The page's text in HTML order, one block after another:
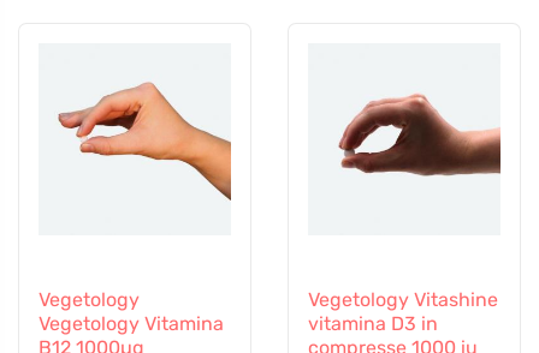
Vegetology
Vegetology Vitamina
B12 1000µg
Vegetology Vitashine
vitamina D3 in
compresse 1000 iu